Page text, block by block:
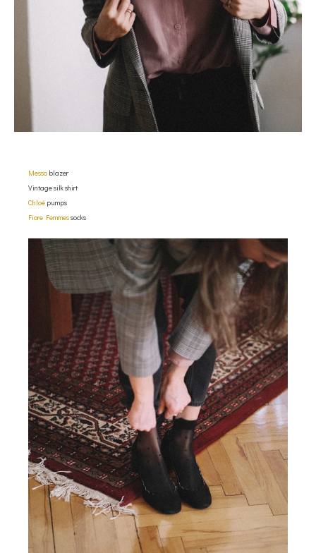
Messo blazer
Vintage silk shirt
Chloé pumps
Fiore Femmessocks